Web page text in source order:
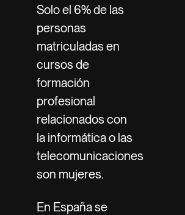
Solo el 6% de las
personas
matriculadas en
cursos de
formación
profesional
relacionados con
la informática o las
telecomunicaciones
son mujeres.
En España se